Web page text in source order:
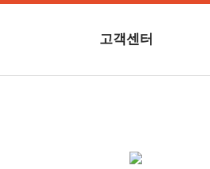
고객센터